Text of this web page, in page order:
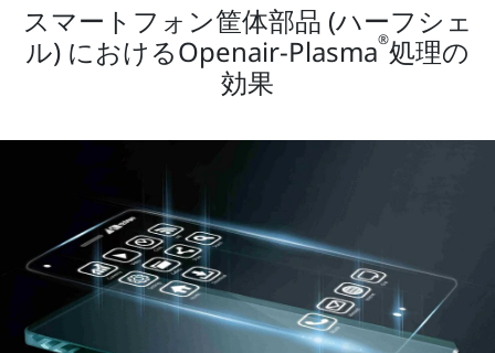
スマートフォン筐体部品 (ハーフシェ
ル) におけるOpenair-Plasma®処理の
効果